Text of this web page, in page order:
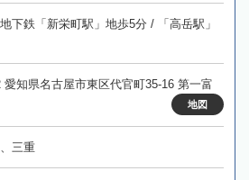
下鉄「新栄町駅」地歩5分 / 「高岳駅」
愛知県名古屋市東区代官町35-16 第一富
地図
三重